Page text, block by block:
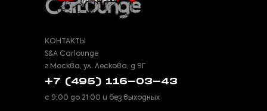
КОНТАКТЫ
S&A Carlounge
г.Москва, ул. Лескова, д 9Г
+7 (495) 116-03-43
с 9:00 до 21:00 и без выходных